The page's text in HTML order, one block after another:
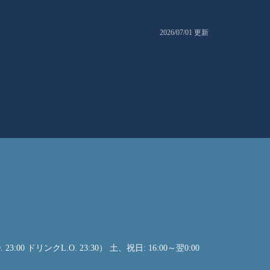
2026/07/01 更新
ドリンクL.O. 23:30） 土、祝日: 16:00～翌0:00